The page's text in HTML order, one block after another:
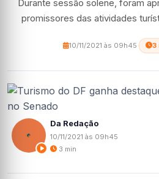
Durante sessão solene, foram
promissores das atividades
10/11/2021 às 09h45 3
Da Redação
10/11/2021 às 09h45
3 min